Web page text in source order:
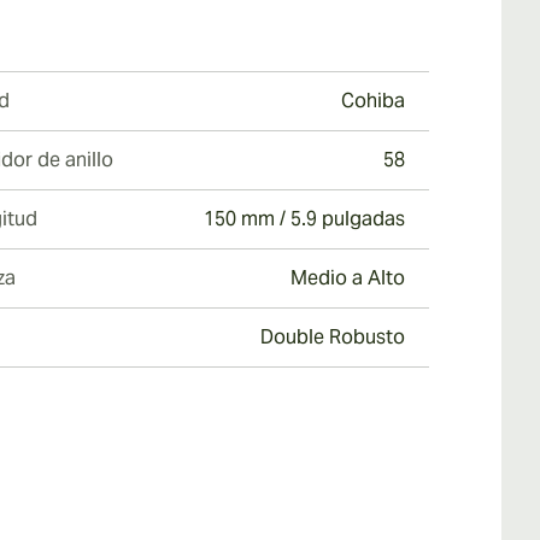
Cohiba
de anillo 58
150 mm / 5.9 pulgadas
Medio a Alto
Double Robusto